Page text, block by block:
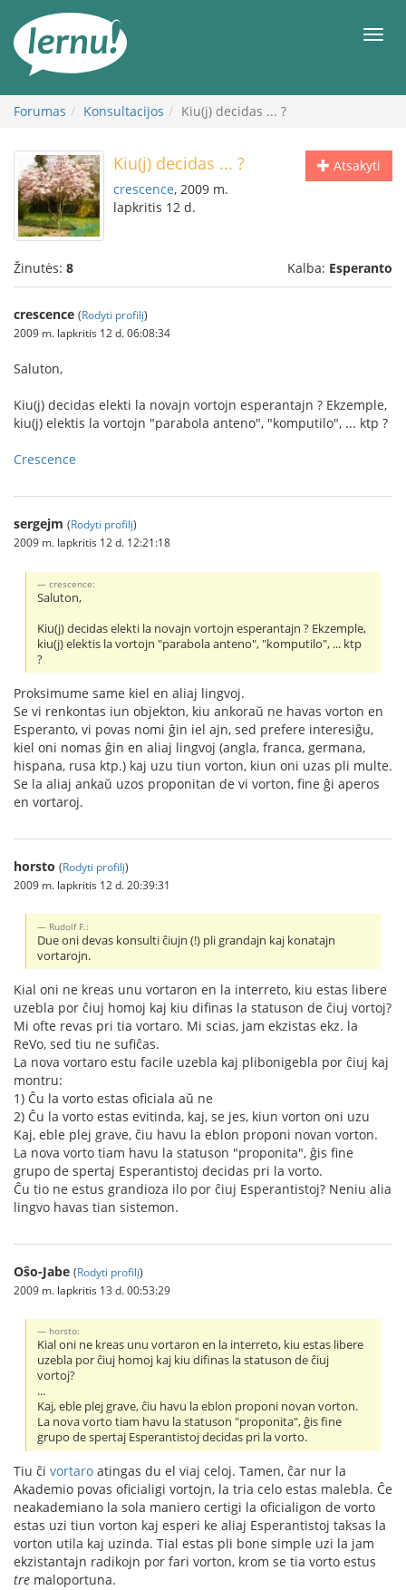
turinį
Forumas Konsultacijos Kiu(j) decidas ... ?
Atsakyti
Kiu(j) decidas ... ?
crescence, 2009 m.
lapkritis 12 d.
Žinutės: 8 Kalba: Esperanto
crescence (Rodyti profilį)
2009 m. lapkritis 12 d. 06:08:34
Saluton,
Kiu(j) decidas elekti la novajn vortojn esperantajn ? Ekzemple,
kiu(j) elektis la vortojn "parabola anteno", "komputilo", ... ktp ?
Crescence
sergejm (Rodyti profilį)
2009 m. lapkritis 12 d. 12:21:18
crescence:
Saluton,
Kiu(j) decidas elekti la novajn vortojn esperantajn ? Ekzemple,
kiu(j) elektis la vortojn "parabola anteno", "komputilo", ... ktp
?
Proksimume same kiel en aliaj lingvoj.
Se vi renkontas iun objekton, kiu ankoraŭ ne havas vorton en
Esperanto, vi povas nomi ĝin iel ajn, sed prefere interesiĝu,
kiel oni nomas ĝin en aliaj lingvoj (angla, franca, germana,
hispana, rusa ktp.) kaj uzu tiun vorton, kiun oni uzas pli multe.
Se la aliaj ankaŭ uzos proponitan de vi vorton, fine ĝi aperos
en vortaroj.
horsto (Rodyti profilį)
2009 m. lapkritis 12 d. 20:39:31
Rudolf F.:
Due oni devas konsulti ĉiujn (!) pli grandajn kaj konatajn
vortarojn.
Kial oni ne kreas unu vortaron en la interreto, kiu estas libere
uzebla por ĉiuj homoj kaj kiu difinas la statuson de ĉiuj vortoj?
Mi ofte revas pri tia vortaro. Mi scias, jam ekzistas ekz. la
ReVo, sed tiu ne sufiĉas.
La nova vortaro estu facile uzebla kaj plibonigebla por ĉiuj kaj
montru:
1) Ĉu la vorto estas oficiala aŭ ne
2) Ĉu la vorto estas evitinda, kaj, se jes, kiun vorton oni uzu
Kaj, eble plej grave, ĉiu havu la eblon proponi novan vorton.
La nova vorto tiam havu la statuson "proponita", ĝis fine
grupo de spertaj Esperantistoj decidas pri la vorto.
Ĉu tio ne estus grandioza ilo por ĉiuj Esperantistoj? Neniu alia
lingvo havas tian sistemon.
Oŝo-Jabe (Rodyti profilį)
2009 m. lapkritis 13 d. 00:53:29
horsto:
Kial oni ne kreas unu vortaron en la interreto, kiu estas libere
uzebla por ĉiuj homoj kaj kiu difinas la statuson de ĉiuj
vortoj?
...
Kaj, eble plej grave, ĉiu havu la eblon proponi novan vorton.
La nova vorto tiam havu la statuson "proponita", ĝis fine
grupo de spertaj Esperantistoj decidas pri la vorto.
Tiu ĉi vortaro atingas du el viaj celoj. Tamen, ĉar nur la
Akademio povas oficialigi vortojn, la tria celo estas malebla. Ĉe
neakademiano la sola maniero certigi la oficialigon de vorto
estas uzi tiun vorton kaj esperi ke aliaj Esperantistoj taksas la
vorton utila kaj uzinda. Tial estas pli bone simple uzi la jam
ekzistantajn radikojn por fari vorton, krom se tia vorto estus
tre maloportuna.